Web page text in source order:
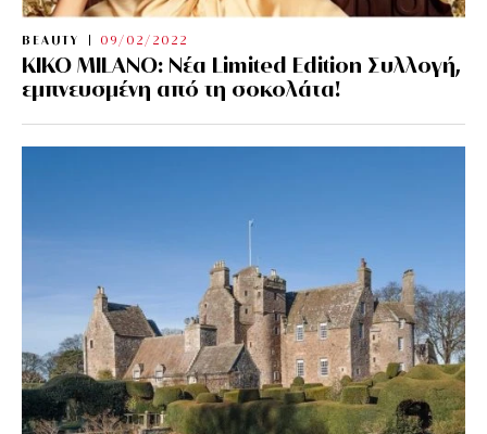
BEAUTY 09/02/2022
KIKO MILANO: Νέα Limited Edition Συλλογή,
εμπνευσμένη από τη σοκολάτα!